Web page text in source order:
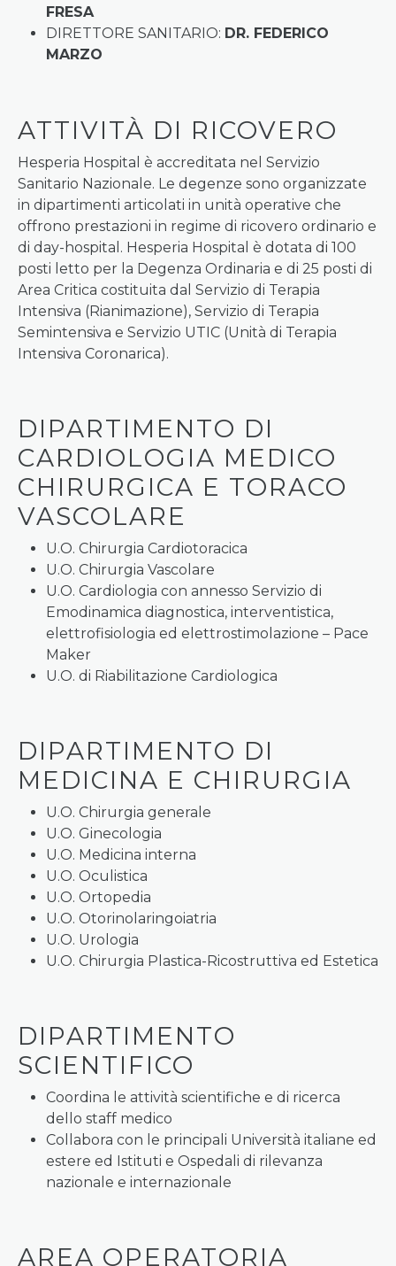
FRESA
DIRETTORE SANITARIO: DR. FEDERICO
MARZO
ATTIVITÀ DI RICOVERO
Hesperia Hospital è accreditata nel Servizio
Sanitario Nazionale. Le degenze sono organizzate
in dipartimenti articolati in unità operative che
offrono prestazioni in regime di ricovero ordinario e
di day-hospital. Hesperia Hospital è dotata di 100
posti letto per la Degenza Ordinaria e di 25 posti di
Area Critica costituita dal Servizio di Terapia
Intensiva (Rianimazione), Servizio di Terapia
Semintensiva e Servizio UTIC (Unità di Terapia
Intensiva Coronarica).
DIPARTIMENTO DI
CARDIOLOGIA MEDICO
CHIRURGICA E TORACO
VASCOLARE
U.O. Chirurgia Cardiotoracica
U.O. Chirurgia Vascolare
U.O. Cardiologia con annesso Servizio di
Emodinamica diagnostica, interventistica,
elettrofisiologia ed elettrostimolazione – Pace
Maker
U.O. di Riabilitazione Cardiologica
DIPARTIMENTO DI
MEDICINA E CHIRURGIA
U.O. Chirurgia generale
U.O. Ginecologia
U.O. Medicina interna
U.O. Oculistica
U.O. Ortopedia
U.O. Otorinolaringoiatria
U.O. Urologia
U.O. Chirurgia Plastica-Ricostruttiva ed Estetica
DIPARTIMENTO
SCIENTIFICO
Coordina le attività scientifiche e di ricerca
dello staff medico
Collabora con le principali Università italiane ed
estere ed Istituti e Ospedali di rilevanza
nazionale e internazionale
AREA OPERATORIA